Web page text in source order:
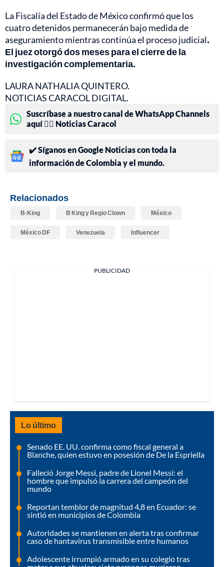
La Fiscalía del Estado de México confirmó que los
cuatro detenidos permanecerán bajo medida de
aseguramiento mientras continúa el proceso judicial.
El juez otorgó dos meses para el cierre de la
investigación complementaria.
LAURA NATHALIA QUINTERO.
NOTICIAS CARACOL DIGITAL.
Suscríbase a nuestro canal de WhatsApp Channels
aquí 👉🏻 Noticias Caracol
✔️ Síganos en Google Noticias con toda la
información de Colombia y el mundo.
Relacionados
B-King B King y Regio Clown México
México DF Venezuela Influencer
PUBLICIDAD
Lo último
Senado EE. UU. confirma como fiscal general a
Blanche, quien estuvo en posesión de De la Espriella
Falleció Jorge Messi, padre de Lionel Messi: el
hombre que impulsó la carrera del campeón del
mundo
Reportan temblor de magnitud 4,8 en Ecuador: se
sintió en municipios de Colombia
Autoridades se mantienen en alerta tras confirmar
caso de hantavirus transmisible entre humanos
Adolescente irrumpió armado en su colegio tras